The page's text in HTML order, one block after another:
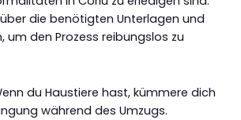
die benötigten Unterlagen und
um den Prozess reibungslos zu
du Haustiere hast, kümmere dich
während des Umzugs.